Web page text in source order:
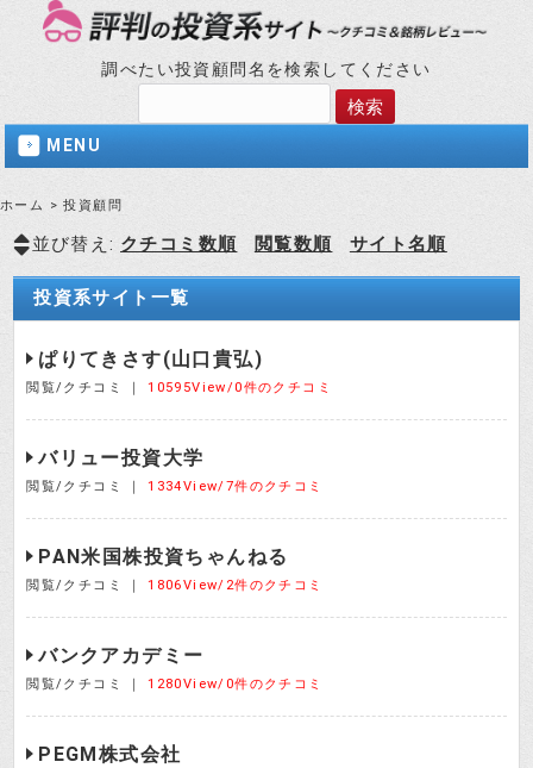
調べたい投資顧問名を検索してください
MENU
ホーム >投資顧問
並び替え: クチコミ数順 閲覧数順 サイト名順
投資系サイト一覧
ぱりてきさす(山口貴弘)
閲覧/クチコミ ｜10595View/0件のクチコミ
バリュー投資大学
閲覧/クチコミ ｜1334View/7件のクチコミ
PAN米国株投資ちゃんねる
閲覧/クチコミ ｜1806View/2件のクチコミ
バンクアカデミー
閲覧/クチコミ ｜1280View/0件のクチコミ
PEGM株式会社